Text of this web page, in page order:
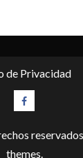
de Privacidad
Facebook
reservados.
themes.